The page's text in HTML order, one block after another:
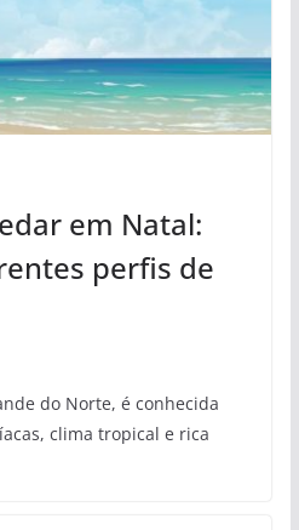
em Natal:
perfis de
do Norte, é conhecida
clima tropical e rica